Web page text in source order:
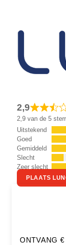
2,9
2,9 van de 5
Uitstekend
Goed
Gemiddeld
Slecht
Zeer slecht
PLAATS
ONTVANG